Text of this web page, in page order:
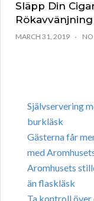
Släpp Din
MARCH 31, 2019
Självservering
burkläsk
Gästerna får
med
Aromhusets
än flaskläsk
Ta kontroll över